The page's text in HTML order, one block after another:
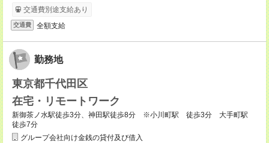
交通費別途支給あり
交通費 全額支給
勤務地
東京都千代田区
在宅・リモートワーク
新御茶ノ水駅徒歩3分、神田駅徒歩8分 ※小川町駅 徒歩3分 大手町駅
徒歩7分
グループ会社向け金銭の貸付及び借入